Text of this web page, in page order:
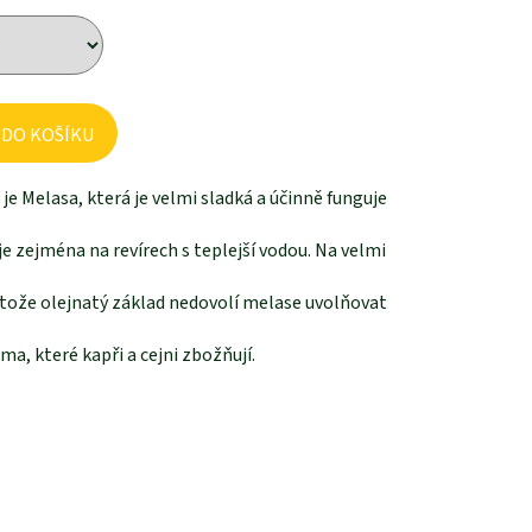
KOŠÍKU
Melasa, která je velmi sladká a účinně funguje
zejména na revírech s teplejší vodou. Na velmi
olejnatý základ nedovolí melase uvolňovat
které kapři a cejni zbožňují.